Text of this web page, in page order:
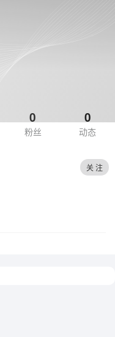
0
粉丝
0
动态
关 注